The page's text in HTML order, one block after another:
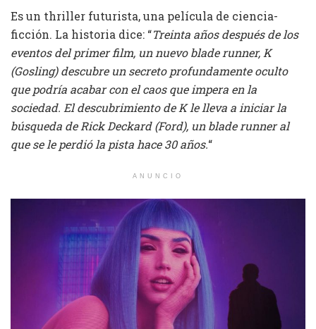
Es un thriller futurista, una película de ciencia-
ficción. La historia dice: “Treinta años después de los
eventos del primer film, un nuevo blade runner, K
(Gosling) descubre un secreto profundamente oculto
que podría acabar con el caos que impera en la
sociedad. El descubrimiento de K le lleva a iniciar la
búsqueda de Rick Deckard (Ford), un blade runner al
que se le perdió la pista hace 30 años.“
ANUNCIO